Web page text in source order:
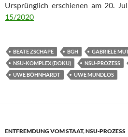
Ursprünglich erschienen am 20.
15/2020
BEATE ZSCHÄPE BGH GABRIELE
NSU-KOMPLEX (DOKU)
NSU-PROZESS
UWE BÖHNHARDT
UWE MUNDLOS
ENTFREMDUNG VOM STAAT,NSU-PROZESS